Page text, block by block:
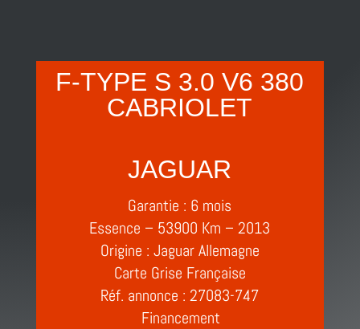
F-TYPE S 3.0 V6 380
CABRIOLET
JAGUAR
Garantie : 6 mois
Essence – 53900 Km – 2013
Origine : Jaguar Allemagne
Carte Grise Française
Réf. annonce : 27083-747
Financement